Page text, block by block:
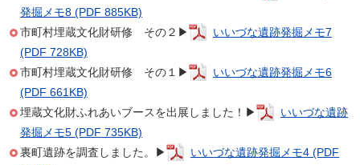
発掘メモ8 (PDF 885KB)
市町村埋蔵文化財研修 その２▶
いいづな遺跡発掘メモ7
(PDF 728KB)
市町村埋蔵文化財研修 その１▶
いいづな遺跡発掘メモ6
(PDF 661KB)
埋蔵文化財ふれあいブースを出展しました！▶
いいづな遺跡
発掘メモ5 (PDF 735KB)
裏町遺跡を調査しました。▶
いいづな遺跡発掘メモ4 (PDF